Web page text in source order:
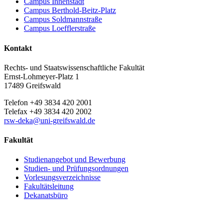
Campus Berthold-Beitz-Platz
Campus Soldmannstraße
Campus Loefflerstraße
Kontakt
Rechts- und Staatswissenschaftliche Fakultät
Ernst-Lohmeyer-Platz 1
17489 Greifswald
Telefon +49 3834 420 2001
Telefax +49 3834 420 2002
rsw-deka@uni-greifswald.de
Fakultät
Studienangebot und Bewerbung
Studien- und Prüfungsordnungen
Vorlesungsverzeichnisse
Fakultätsleitung
Dekanatsbüro